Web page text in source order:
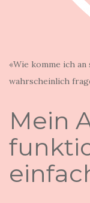
«Wie komme ich
wahrscheinlich
Mein